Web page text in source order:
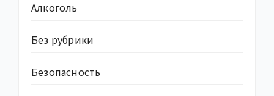
Алкоголь
Без рубрики
Безопасность